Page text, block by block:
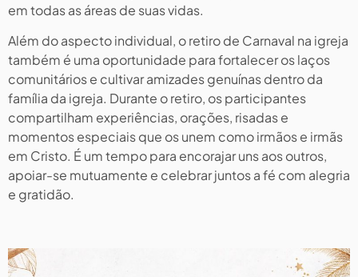
em todas as áreas de suas vidas.
Além do aspecto individual, o retiro de Carnaval na igreja
também é uma oportunidade para fortalecer os laços
comunitários e cultivar amizades genuínas dentro da
família da igreja. Durante o retiro, os participantes
compartilham experiências, orações, risadas e
momentos especiais que os unem como irmãos e irmãs
em Cristo. É um tempo para encorajar uns aos outros,
apoiar-se mutuamente e celebrar juntos a fé com alegria
e gratidão.